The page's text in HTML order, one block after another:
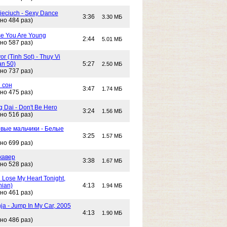
- Sexy Dance
484 раз)
3:36 3.30 МБ
You Are Young
587 раз)
2:44 5.01 МБ
(Tinh Sot) - Thuy Vi
50)
737 раз)
5:27 2.50 МБ
475 раз)
3:47 1.74 МБ
Dai - Don't Be Hero
516 раз)
3:24 1.56 МБ
мальчики - Белые
699 раз)
3:25 1.57 МБ
528 раз)
3:38 1.67 МБ
Lose My Heart Tonight,
461 раз)
4:13 1.94 МБ
- Jump In My Car, 2005
486 раз)
4:13 1.90 МБ